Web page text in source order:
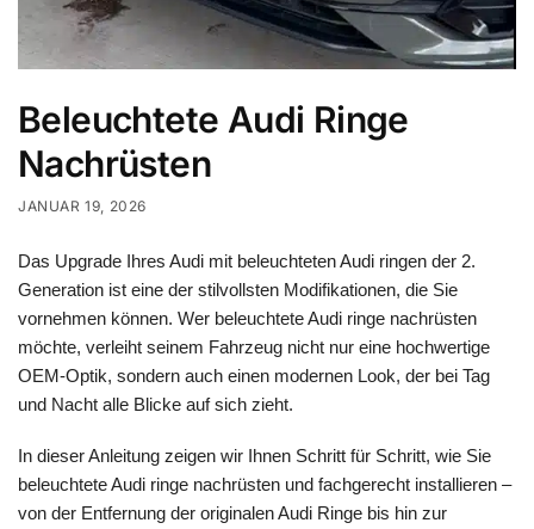
Beleuchtete Audi Ringe
Nachrüsten
JANUAR 19, 2026
Das Upgrade Ihres Audi mit beleuchteten Audi ringen der 2.
Generation ist eine der stilvollsten Modifikationen, die Sie
vornehmen können. Wer beleuchtete Audi ringe nachrüsten
möchte, verleiht seinem Fahrzeug nicht nur eine hochwertige
OEM-Optik, sondern auch einen modernen Look, der bei Tag
und Nacht alle Blicke auf sich zieht.
In dieser Anleitung zeigen wir Ihnen Schritt für Schritt, wie Sie
beleuchtete Audi ringe nachrüsten und fachgerecht installieren –
von der Entfernung der originalen Audi Ringe bis hin zur